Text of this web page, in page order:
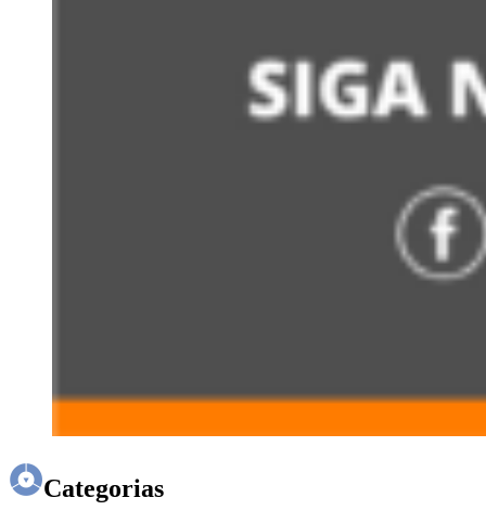
Categorias